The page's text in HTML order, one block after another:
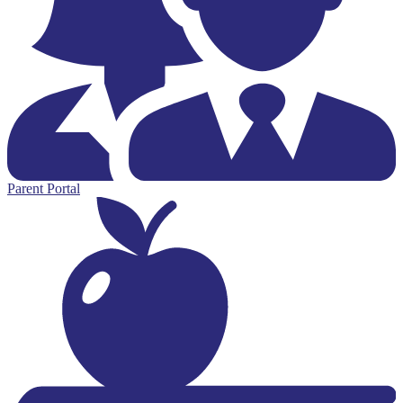
Parent Portal